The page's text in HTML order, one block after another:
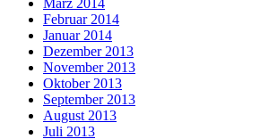
März 2014
Februar 2014
Januar 2014
Dezember 2013
November 2013
Oktober 2013
September 2013
August 2013
Juli 2013